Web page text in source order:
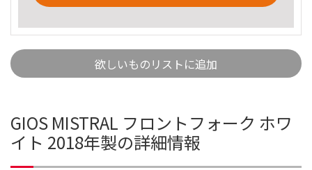
欲しいものリストに追加
GIOS MISTRAL フロントフォーク ホワ
イト 2018年製の詳細情報